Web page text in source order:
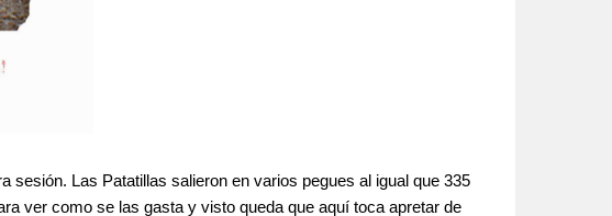
sesión. Las Patatillas salieron en varios pegues al igual que 335
ver como se las gasta y visto queda que aquí toca apretar de